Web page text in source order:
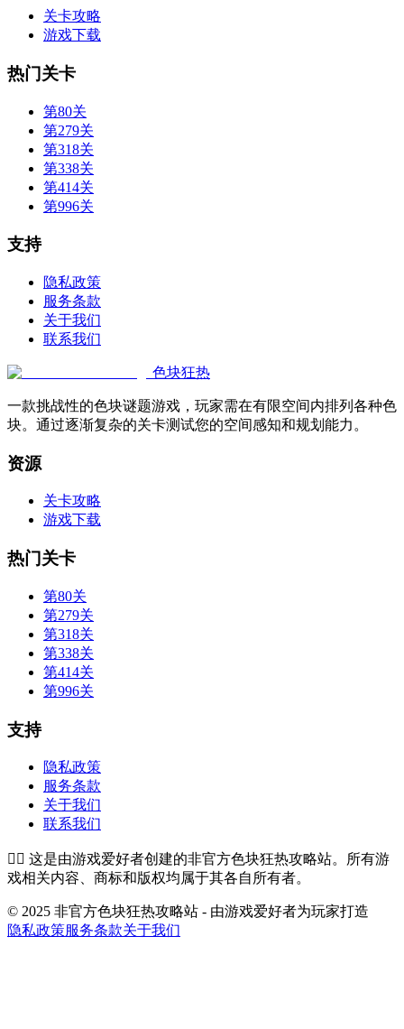
关卡攻略
游戏下载
热门关卡
第80关
第279关
第318关
第338关
第414关
第996关
支持
隐私政策
服务条款
关于我们
联系我们
色块狂热
一款挑战性的色块谜题游戏，玩家需在有限空间内排列各种色
块。通过逐渐复杂的关卡测试您的空间感知和规划能力。
资源
关卡攻略
游戏下载
热门关卡
第80关
第279关
第318关
第338关
第414关
第996关
支持
隐私政策
服务条款
关于我们
联系我们
👉🏻 这是由游戏爱好者创建的非官方色块狂热攻略站。所有游
戏相关内容、商标和版权均属于其各自所有者。
© 2025 非官方色块狂热攻略站 - 由游戏爱好者为玩家打造
隐私政策服务条款关于我们